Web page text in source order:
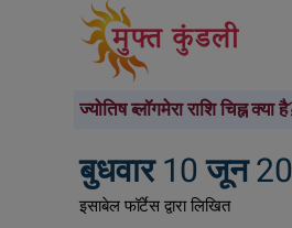
ज्योतिष ब्लॉगमेरा राशि चिह्न क्या
बुधवार 10 जून
इसाबेल फॉर्टेस द्वारा लिखित